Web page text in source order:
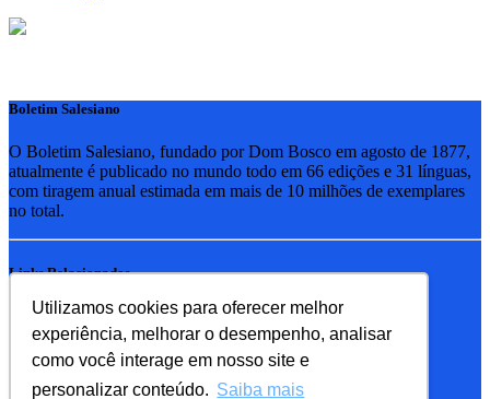
Utilizamos cookies para oferecer melhor
experiência, melhorar o desempenho, analisar
como você interage em nosso site e
personalizar conteúdo. Saiba mais
Boletim Salesiano
O Boletim Salesiano, fundado por Dom Bosco em agosto de 1877,
atualmente é publicado no mundo todo em 66 edições e 31 línguas,
com tiragem anual estimada em mais de 10 milhões de exemplares
no total.
Links Relacionados
RSB - Rede Salesiana Brasil
EDEBE - Editora
UPV - União pela Vida